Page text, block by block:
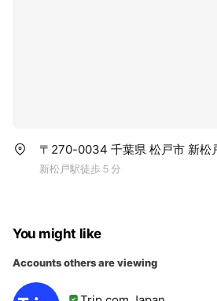
〒270-0034 千葉県 松戸市 新松
新松戸駅徒歩５分
You might like
Accounts others are viewing